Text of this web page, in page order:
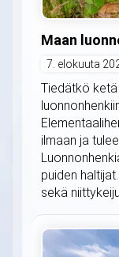
Maan
7. elokuuta
Tiedätkö ketä
ilmaan ja
puiden
sekä